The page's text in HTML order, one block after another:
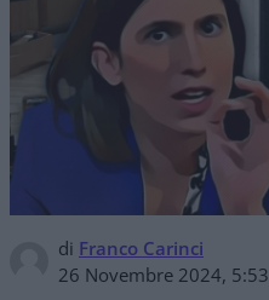
di Franco Carinci
26 Novembre 2024, 5:53